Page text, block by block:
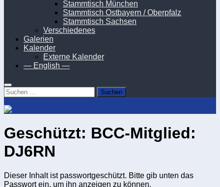
Stammtisch München
Stammtisch Ostbayern / Oberpfalz
Stammtisch Sachsen
Verschiedenes
Galerien
Kalender
Externe Kalender
— English —
Suchen
nach:
Geschützt: BCC-Mitglied:
DJ6RN
Dieser Inhalt ist passwortgeschützt. Bitte gib unten das
Passwort ein, um ihn anzeigen zu können.